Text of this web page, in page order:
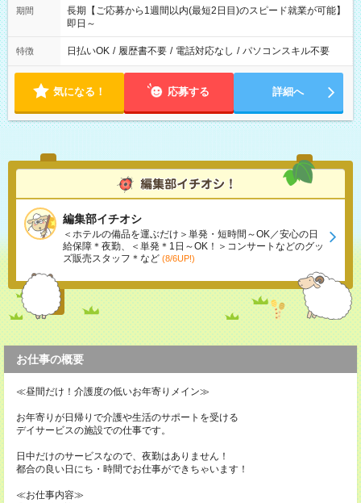
期間
長期【ご応募から1週間以内(最短2日目)のスピード就業が可能】
即日～
特徴 日払いOK / 履歴書不要 / 電話対応なし / パソコンスキル不要
気になる！ 応募する 詳細へ
編集部イチオシ
＜ホテルの備品を運ぶだけ＞単発・短時間～OK／安心の日
給保障＊夜勤、＜単発＊1日～OK！＞コンサートなどのグッ
ズ販売スタッフ＊など (8/6UP!)
お仕事の概要
≪昼間だけ！介護度の低いお年寄りメイン≫
お年寄りが日帰りで介護や生活のサポートを受ける
デイサービスの施設での仕事です。
日中だけのサービスなので、夜勤はありません！
都合の良い日にち・時間でお仕事ができちゃいます！
≪お仕事内容≫